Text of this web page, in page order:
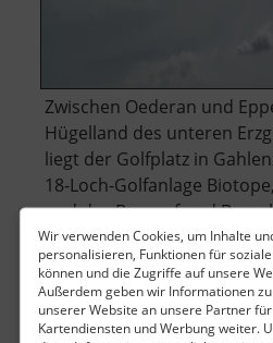
Wir verwenden Cookies, um Inhalte
personalisieren, Funktionen für
können und die Zugriffe auf unsere
Außerdem geben wir Informationen
unserer Website an unsere Partner
Kartendiensten und Werbung weiter.
Zwischen Oederan und
Hügelland des unteren
liegt der Golfplatz in
18-Loch-Golfanlage
und das Bergauf und
Kondition. Spielen kann
jeder, der das gerne a.. »